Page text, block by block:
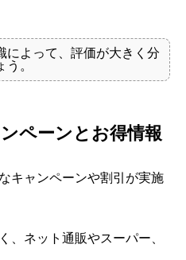
によって、評価が大きく分
。
ペーンとお得情報
キャンペーンや割引が実施
、ネット通販やスーパー、